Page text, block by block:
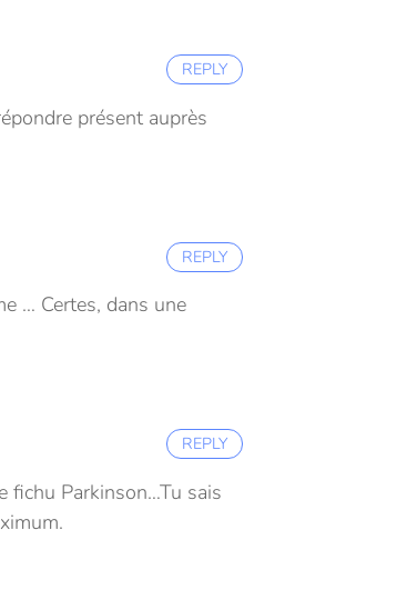
présent auprès
REPLY
… Certes, dans une
REPLY
fichu Parkinson…Tu sais
REPLY